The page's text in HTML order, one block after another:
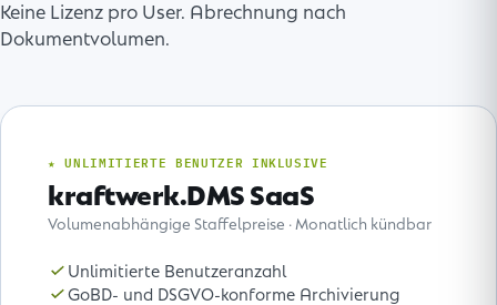
Keine Lizenz pro User. Abrechnung nach
Dokumentvolumen.
★ UNLIMITIERTE BENUTZER INKLUSIVE
kraftwerk.DMS SaaS
Volumenabhängige Staffelpreise · Monatlich kündbar
Unlimitierte Benutzeranzahl
GoBD- und DSGVO-konforme Archivierung